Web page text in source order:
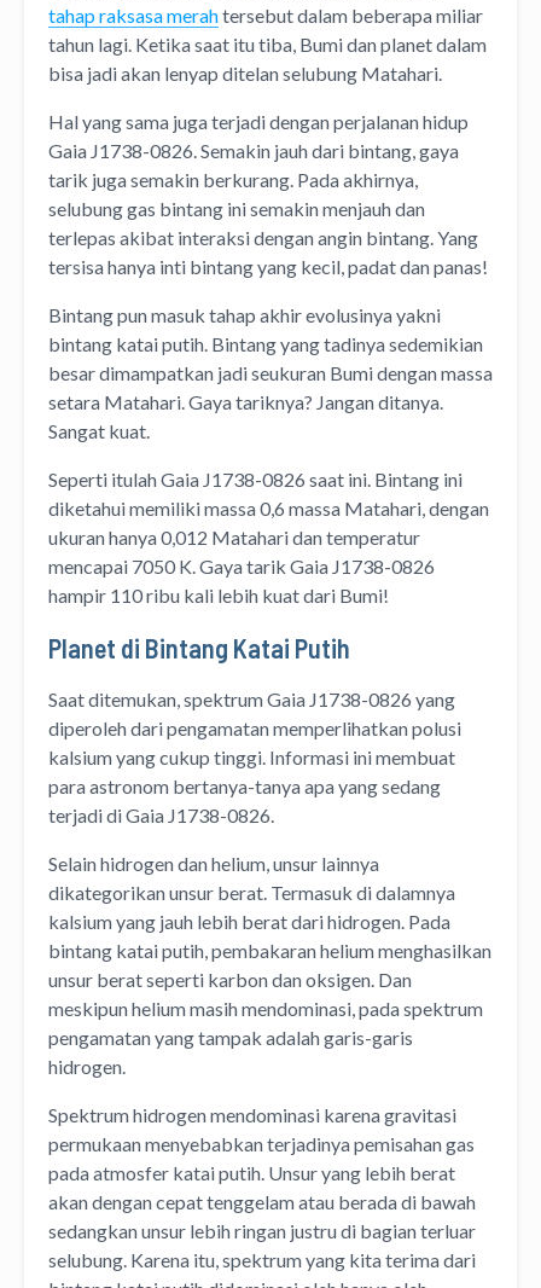
tahap raksasa merahtersebut dalam beberapa miliar
tahun lagi. Ketika saat itu tiba, Bumi dan planet dalam
bisa jadi akan lenyap ditelan selubung Matahari.
Hal yang sama juga terjadi dengan perjalanan hidup
Gaia J1738-0826. Semakin jauh dari bintang, gaya
tarik juga semakin berkurang. Pada akhirnya,
selubung gas bintang ini semakin menjauh dan
terlepas akibat interaksi dengan angin bintang. Yang
tersisa hanya inti bintang yang kecil, padat dan panas!
Bintang pun masuk tahap akhir evolusinya yakni
bintang katai putih. Bintang yang tadinya sedemikian
besar dimampatkan jadi seukuran Bumi dengan massa
setara Matahari. Gaya tariknya? Jangan ditanya.
Sangat kuat.
Seperti itulah Gaia J1738-0826 saat ini. Bintang ini
diketahui memiliki massa 0,6 massa Matahari, dengan
ukuran hanya 0,012 Matahari dan temperatur
mencapai 7050 K. Gaya tarik Gaia J1738-0826
hampir 110 ribu kali lebih kuat dari Bumi!
Planet di Bintang Katai Putih
Saat ditemukan, spektrum Gaia J1738-0826 yang
diperoleh dari pengamatan memperlihatkan polusi
kalsium yang cukup tinggi. Informasi ini membuat
para astronom bertanya-tanya apa yang sedang
terjadi di Gaia J1738-0826.
Selain hidrogen dan helium, unsur lainnya
dikategorikan unsur berat. Termasuk di dalamnya
kalsium yang jauh lebih berat dari hidrogen. Pada
bintang katai putih, pembakaran helium menghasilkan
unsur berat seperti karbon dan oksigen. Dan
meskipun helium masih mendominasi, pada spektrum
pengamatan yang tampak adalah garis-garis
hidrogen.
Spektrum hidrogen mendominasi karena gravitasi
permukaan menyebabkan terjadinya pemisahan gas
pada atmosfer katai putih. Unsur yang lebih berat
akan dengan cepat tenggelam atau berada di bawah
sedangkan unsur lebih ringan justru di bagian terluar
selubung. Karena itu, spektrum yang kita terima dari